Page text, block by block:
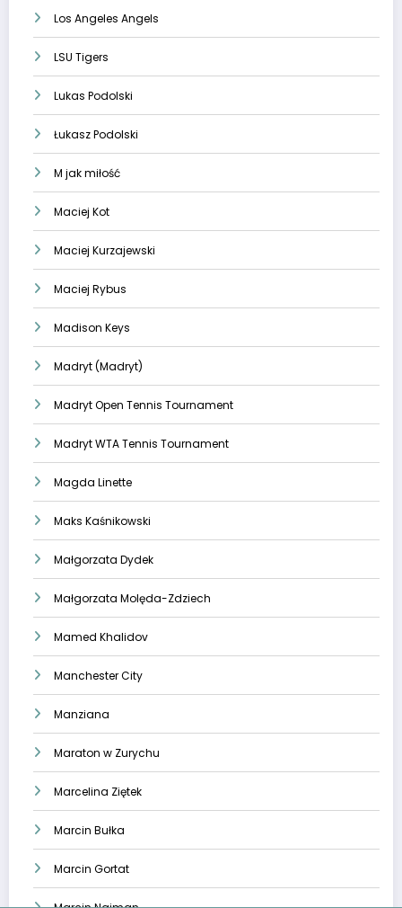
Los Angeles Angels
LSU Tigers
Lukas Podolski
Łukasz Podolski
M jak miłość
Maciej Kot
Maciej Kurzajewski
Maciej Rybus
Madison Keys
Madryt (Madryt)
Madryt Open Tennis Tournament
Madryt WTA Tennis Tournament
Magda Linette
Maks Kaśnikowski
Małgorzata Dydek
Małgorzata Molęda-Zdziech
Mamed Khalidov
Manchester City
Manziana
Maraton w Zurychu
Marcelina Ziętek
Marcin Bułka
Marcin Gortat